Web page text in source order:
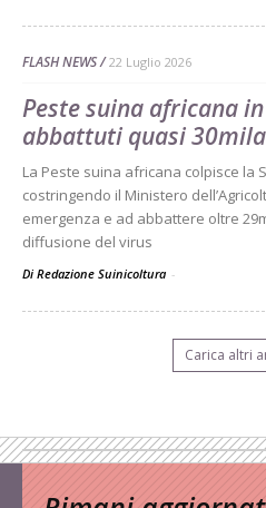
FLASH NEWS 22 Luglio 2026
Peste suina africana
abbattuti quasi
La Peste suina africana colpisce la
costringendo il Ministero
emergenza e ad abbattere oltre
diffusione del virus
Di Redazione Suinicoltura -
Carica altri